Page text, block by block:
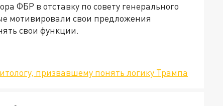
ФБР в отставку по совету генерального
мотивировали свои предложения
свои функции.
призвавшему понять логику Трампа